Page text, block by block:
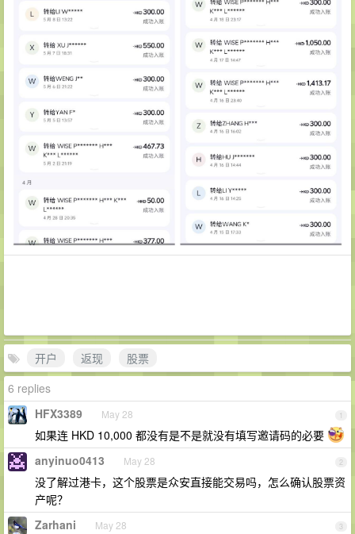
开户 返现
股票
6 replies
1
HFX3389 May 28
如果连 HKD 10,000 都没有是不是就没有填写邀请码的必要
2
anyinuo0413 May 28
没了解过港卡，这个股票是众安直接能交易吗，怎么确认股票资
产呢？
3
Zarhani May 28